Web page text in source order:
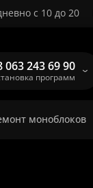
с 10 до 20
063 243 69 90
программ
моноблоков